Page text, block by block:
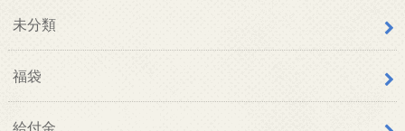
未分類
福袋
給付金